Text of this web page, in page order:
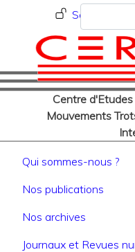
Menu
Se connecter
Centre
Mouvements
Rechercher
Navigation
Qui sommes-nous ?
Nos publications
Nos archives
Journaux et Revues